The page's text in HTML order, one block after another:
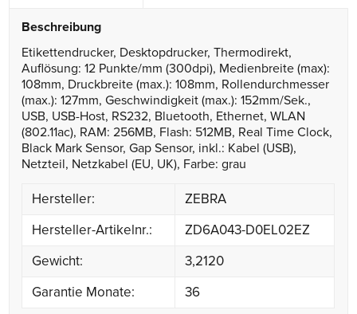
Beschreibung
Etikettendrucker, Desktopdrucker, Thermodirekt,
Auflösung: 12 Punkte/mm (300dpi), Medienbreite (max):
108mm, Druckbreite (max.): 108mm, Rollendurchmesser
(max.): 127mm, Geschwindigkeit (max.): 152mm/Sek.,
USB, USB-Host, RS232, Bluetooth, Ethernet, WLAN
(802.11ac), RAM: 256MB, Flash: 512MB, Real Time Clock,
Black Mark Sensor, Gap Sensor, inkl.: Kabel (USB),
Netzteil, Netzkabel (EU, UK), Farbe: grau
Hersteller:
ZEBRA
Hersteller-Artikelnr.:
ZD6A043-D0EL02EZ
Gewicht:
3,2120
Garantie Monate:
36